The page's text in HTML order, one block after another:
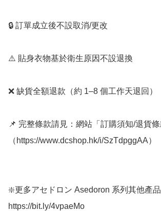
🔒 訂單成立後不設取消/更改
⚠️ 貼身衣物基於衛生原因不設退換
❌ 缺貨全額退款（約 1–8 個工作天退回）
📌 完整條款請見：網站「訂購須知/退貨條
（https://www.dcshop.hk/i/SzTdpggAA）
❇️更多アセドロン Asedoron 系列其他產品
https://bit.ly/4vpaeMo